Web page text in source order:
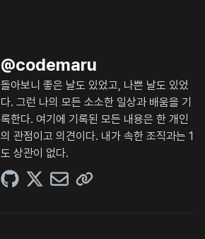
@codemaru
돌아보니 좋은 날도 있었고, 나쁜 날도 있었
다. 그런 나의 모든 소소한 일상과 배움을 기
록한다. 여기에 기록된 모든 내용은 한 개인
의 관점이고 의견이다. 내가 속한 조직과는 1
도 상관이 없다.